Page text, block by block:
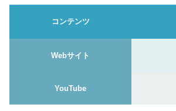
コンテンツ
Webサイト
YouTube